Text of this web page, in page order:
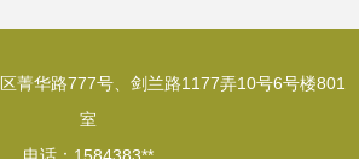
菁华路777号、剑兰路1177弄10号6号楼801
室